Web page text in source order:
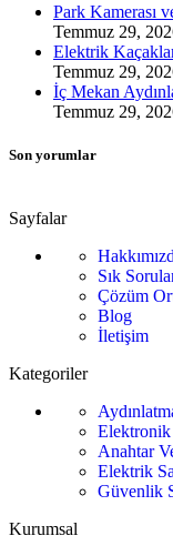
Park Kamerası
Temmuz 29,
Elektrik
Temmuz 29,
İç Mekan
Temmuz 29,
Son yorumlar
Sayfalar
Sık
Çözüm
Blog
İletişim
Kategoriler
Elektronik
Anahtar
Elektrik
Güvenlik
Kurumsal